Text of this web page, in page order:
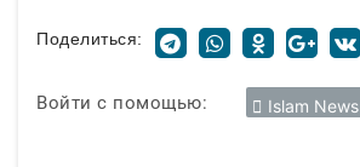
Поделиться:
Войти с помощью: Islam News